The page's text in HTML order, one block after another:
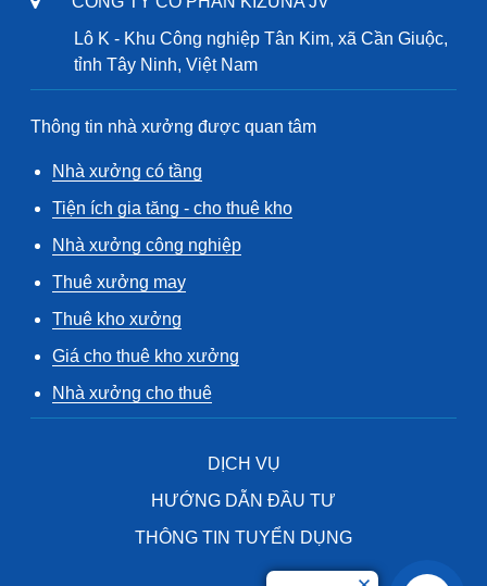
Lô K - Khu Công nghiệp Tân Kim, xã Cần Giuộc,
tỉnh Tây Ninh, Việt Nam
Thông tin nhà xưởng được quan tâm
Nhà xưởng có tầng
Tiện ích gia tăng - cho thuê kho
Nhà xưởng công nghiệp
Thuê xưởng may
Thuê kho xưởng
Giá cho thuê kho xưởng
Nhà xưởng cho thuê
DỊCH VỤ
HƯỚNG DẪN ĐẦU TƯ
THÔNG TIN TUYỂN DỤNG